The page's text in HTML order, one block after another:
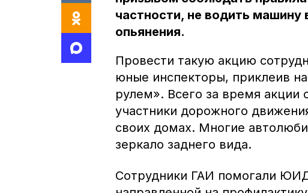
частности, не водить машину
опьянения.
Провести такую акцию
юные инспекторы, приклеив
рулем». Всего за время акции
участники дорожного
своих домах. Многие
зеркало заднего вида.
Сотрудники ГАИ помогали